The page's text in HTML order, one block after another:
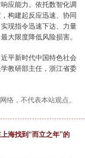
应能力。依托数智化调
构建起反应迅速、协同
现指令迅速下达、力量
大限度降低风险损害。
平新时代中国特色社会
教研部主任，浙江省委
络，不代表本站观点。
海找到“而立之年”的